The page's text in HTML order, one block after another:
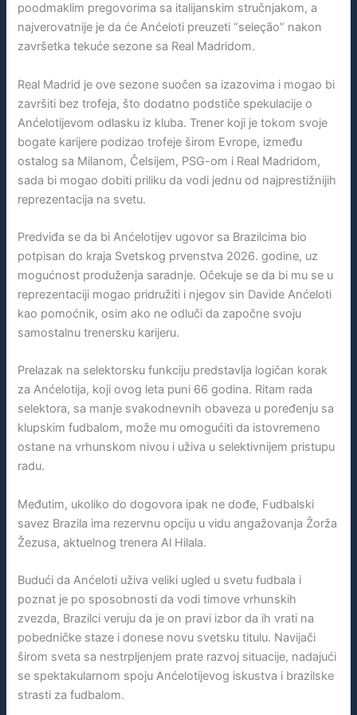
poodmaklim pregovorima sa italijanskim stručnjakom, a
najverovatnije je da će Anćeloti preuzeti “seleção” nakon
završetka tekuće sezone sa Real Madridom.
Real Madrid je ove sezone suočen sa izazovima i mogao bi
završiti bez trofeja, što dodatno podstiče spekulacije o
Anćelotijevom odlasku iz kluba. Trener koji je tokom svoje
bogate karijere podizao trofeje širom Evrope, između
ostalog sa Milanom, Čelsijem, PSG-om i Real Madridom,
sada bi mogao dobiti priliku da vodi jednu od najprestižnijih
reprezentacija na svetu.
Predviđa se da bi Anćelotijev ugovor sa Brazilcima bio
potpisan do kraja Svetskog prvenstva 2026. godine, uz
mogućnost produženja saradnje. Očekuje se da bi mu se u
reprezentaciji mogao pridružiti i njegov sin Davide Anćeloti
kao pomoćnik, osim ako ne odluči da započne svoju
samostalnu trenersku karijeru.
Prelazak na selektorsku funkciju predstavlja logičan korak
za Anćelotija, koji ovog leta puni 66 godina. Ritam rada
selektora, sa manje svakodnevnih obaveza u poređenju sa
klupskim fudbalom, može mu omogućiti da istovremeno
ostane na vrhunskom nivou i uživa u selektivnijem pristupu
radu.
Međutim, ukoliko do dogovora ipak ne dođe, Fudbalski
savez Brazila ima rezervnu opciju u vidu angažovanja Žorža
Žezusa, aktuelnog trenera Al Hilala.
Budući da Anćeloti uživa veliki ugled u svetu fudbala i
poznat je po sposobnosti da vodi timove vrhunskih
zvezda, Brazilci veruju da je on pravi izbor da ih vrati na
pobedničke staze i donese novu svetsku titulu. Navijači
širom sveta sa nestrpljenjem prate razvoj situacije, nadajući
se spektakularnom spoju Anćelotijevog iskustva i brazilske
strasti za fudbalom.